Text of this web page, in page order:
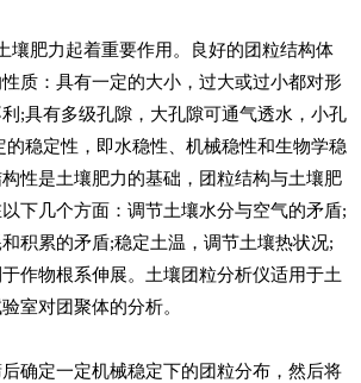
壤肥力起着重要作用。良好的团粒结构体
质：具有一定的大小，过大或过小都对形
;具有多级孔隙，大孔隙可通气透水，小孔
的稳定性，即水稳性、机械稳性和生物学稳
性是土壤肥力的基础，团粒结构与土壤肥
下几个方面：调节土壤水分与空气的矛盾;
积累的矛盾;稳定土温，调节土壤热状况;
作物根系伸展。土壤团粒分析仪适用于土
室对团聚体的分析。
确定一定机械稳定下的团粒分布，然后将